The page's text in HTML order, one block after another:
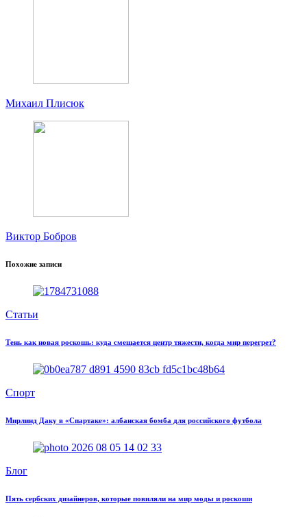
Михаил Плисюк
Виктор Бобров
Похожие записи
Статьи
Тень как новая роскошь: куда смещается центр тяжести, когда мир перегрет?
Спорт
Мирлинд Даку в «Спартаке»: албанская бомба для российского футбола
Блог
Пять сербских дизайнеров, которые повиляли на мир моды и роскоши